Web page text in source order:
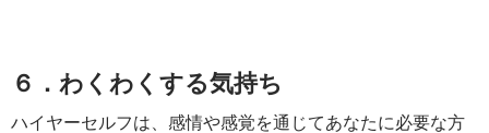
６．わくわくする気持ち
ハイヤーセルフは、感情や感覚を通じてあなたに必要な方